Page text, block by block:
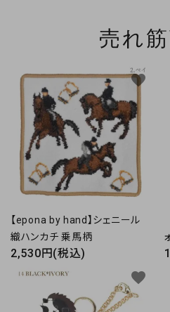
売れ
【epona by hand】シェニール
織ハンカチ 乗馬柄
2,530円(税込)
favorite
favorite